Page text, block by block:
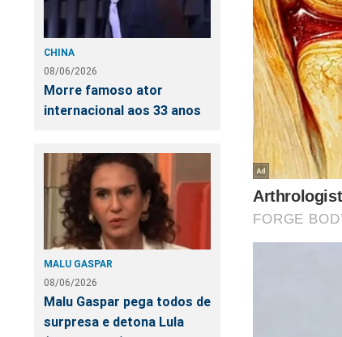
CHINA
08/06/2026
Morre famoso ator
internacional aos 33 anos
MALU GASPAR
08/06/2026
Malu Gaspar pega todos de
surpresa e detona Lula
Muitos